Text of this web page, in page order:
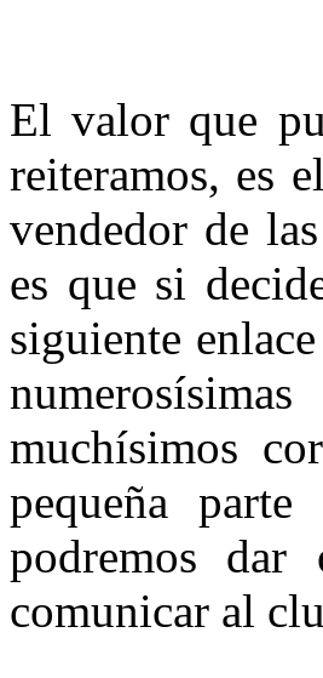
El valor que
reiteramos, es
vendedor de
es que si
siguiente
muchísimos
pequeña
podremos dar
comunicar al